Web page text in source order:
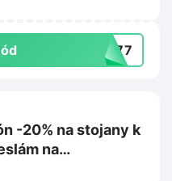
L777
-20% na stojany k
na